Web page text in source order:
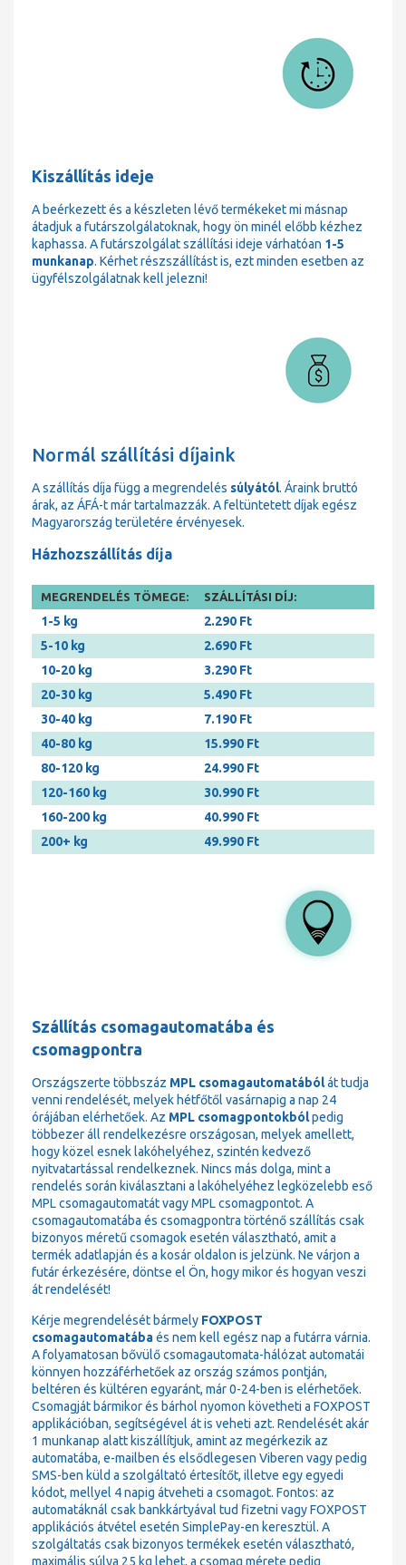
Kiszállítás ideje
A beérkezett és a készleten lévő termékeket mi másnap
átadjuk a futárszolgálatoknak, hogy ön minél előbb kézhez
kaphassa. A futárszolgálat szállítási ideje várhatóan 1-5
munkanap. Kérhet részszállítást is, ezt minden esetben az
ügyfélszolgálatnak kell jelezni!
Normál szállítási díjaink
A szállítás díja függ a megrendelés súlyától. Áraink bruttó
árak, az ÁFÁ-t már tartalmazzák. A feltüntetett díjak egész
Magyarország területére érvényesek.
Házhozszállítás díja
MEGRENDELÉS TÖMEGE: SZÁLLÍTÁSI DÍJ:
1-5 kg
2.290 Ft
5-10 kg
2.690 Ft
10-20 kg
3.290 Ft
20-30 kg
5.490 Ft
30-40 kg
7.190 Ft
40-80 kg
15.990 Ft
80-120 kg
24.990 Ft
120-160 kg
30.990 Ft
160-200 kg
40.990 Ft
200+ kg
49.990 Ft
Szállítás csomagautomatába és
csomagpontra
Országszerte többszáz MPL csomagautomatábólát tudja
venni rendelését, melyek hétfőtől vasárnapig a nap 24
órájában elérhetőek. Az MPL csomagpontokbólpedig
többezer áll rendelkezésre országosan, melyek amellett,
hogy közel esnek lakóhelyéhez, szintén kedvező
nyitvatartással rendelkeznek. Nincs más dolga, mint a
rendelés során kiválasztani a lakóhelyéhez legközelebb eső
MPL csomagautomatát vagy MPL csomagpontot. A
csomagautomatába és csomagpontra történő szállítás csak
bizonyos méretű csomagok esetén választható, amit a
termék adatlapján és a kosár oldalon is jelzünk. Ne várjon a
futár érkezésére, döntse el Ön, hogy mikor és hogyan veszi
át rendelését!
Kérje megrendelését bármely FOXPOST
csomagautomatábaés nem kell egész nap a futárra várnia.
A folyamatosan bővülő csomagautomata-hálózat automatái
könnyen hozzáférhetőek az ország számos pontján,
beltéren és kültéren egyaránt, már 0-24-ben is elérhetőek.
Csomagját bármikor és bárhol nyomon követheti a FOXPOST
applikációban, segítségével át is veheti azt. Rendelését akár
1 munkanap alatt kiszállítjuk, amint az megérkezik az
automatába, e-mailben és elsődlegesen Viberen vagy pedig
SMS-ben küld a szolgáltató értesítőt, illetve egy egyedi
kódot, mellyel 4 napig átveheti a csomagot. Fontos: az
automatáknál csak bankkártyával tud fizetni vagy FOXPOST
applikációs átvétel esetén SimplePay-en keresztül. A
szolgáltatás csak bizonyos termékek esetén választható,
maximális súlya 25 kg lehet, a csomag mérete pedig